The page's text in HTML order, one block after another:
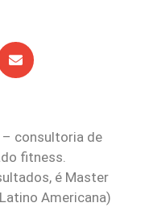
– consultoria de
fitness.
é Master
Americana)